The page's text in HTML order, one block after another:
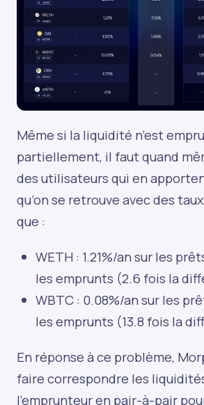
Même si la liquidité n’est
partiellement, il faut quand
des utilisateurs qui en
qu’on se retrouve avec des
que :
WETH : 1.21%/an sur les
les emprunts (2.6 fois la
WBTC : 0.08%/an sur les
les emprunts (13.8 fois la
En réponse à ce problème,
faire correspondre les
l’emprunteur en pair-à-pair